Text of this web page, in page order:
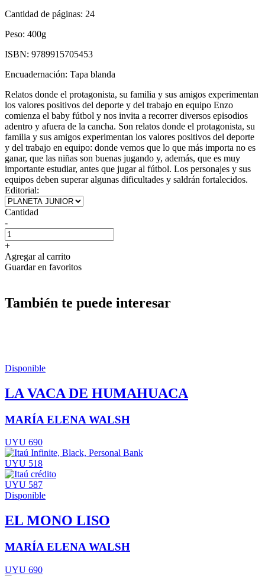
Cantidad de páginas: 24
Peso: 400g
ISBN: 9789915705453
Encuadernación: Tapa blanda
Relatos donde el protagonista, su familia y sus amigos experimentan
los valores positivos del deporte y del trabajo en equipo Enzo
comienza el baby fútbol y nos invita a recorrer diversos episodios
adentro y afuera de la cancha. Son relatos donde el protagonista, su
familia y sus amigos experimentan los valores positivos del deporte
y del trabajo en equipo: donde vemos que lo que más importa no es
ganar, que las niñas son buenas jugando y, además, que es muy
importante estudiar, antes que jugar al fútbol. Los personajes y sus
equipos deben superar algunas dificultades y saldrán fortalecidos.
Editorial:
Cantidad
-
+
Agregar al carrito
Guardar en favoritos
También te puede interesar
Disponible
LA VACA DE HUMAHUACA
MARÍA ELENA WALSH
UYU 690
UYU 518
UYU 587
Disponible
EL MONO LISO
MARÍA ELENA WALSH
UYU 690